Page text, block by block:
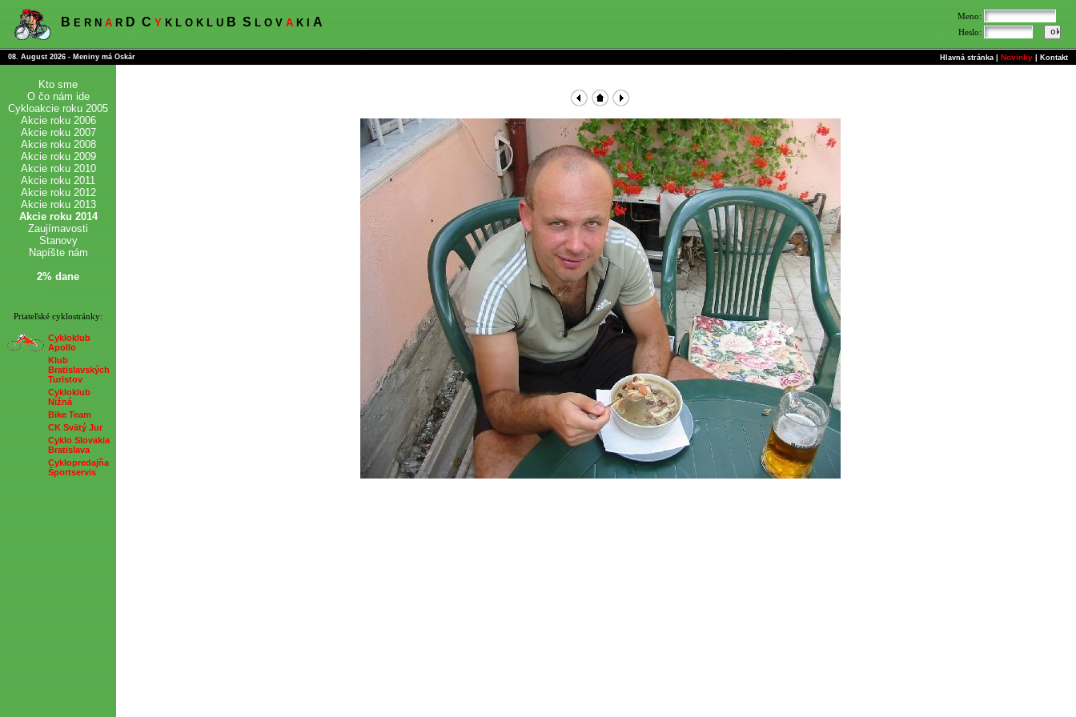
B E R N A R D C Y K L O K L U B S L O V A K I A
Meno:
Heslo:
08. August 2026 - Meniny má Oskár Hlavná stránka Novinky Kontakt
Kto sme
O čo nám ide
Cykloakcie roku 2005
Akcie roku 2006
Akcie roku 2007
Akcie roku 2008
Akcie roku 2009
Akcie roku 2010
Akcie roku 2011
Akcie roku 2012
Akcie roku 2013
Akcie roku 2014
Zaujímavosti
Stanovy
Napíšte nám
2% dane
Priateľské cyklostránky:
Cykloklub
Apollo
Klub
Bratislavských
Turistov
Cykloklub
Nižná
Bike Team
CK Svätý Jur
Cyklo Slovakia
Bratislava
Cyklopredajňa
Športservis